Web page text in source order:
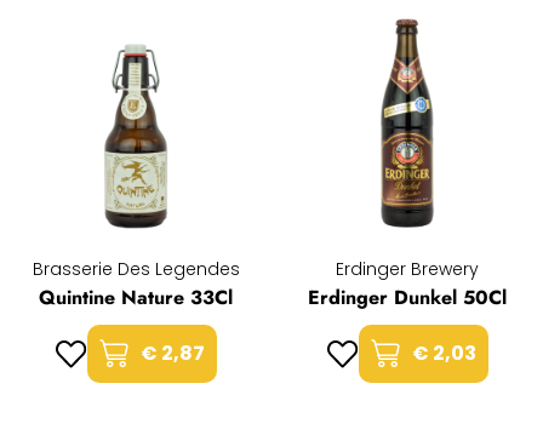
Brasserie Des Legendes
Quintine Nature 33Cl
€ 2,87
Erdinger Brewery
Erdinger Dunkel 50Cl
€ 2,03